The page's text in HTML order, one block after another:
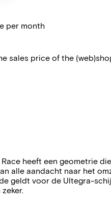
per month
sales price of the
heeft een geometrie
alle aandacht naar het
geldt voor de Ultegra-